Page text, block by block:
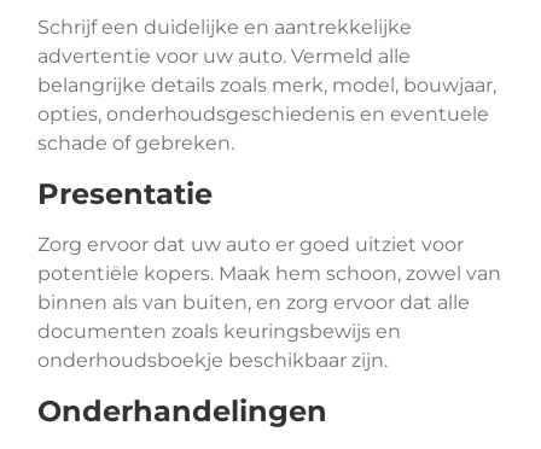
Schrijf een duidelijke en aantrekkelijke
advertentie voor uw auto. Vermeld alle
belangrijke details zoals merk, model, bouwjaar,
opties, onderhoudsgeschiedenis en eventuele
schade of gebreken.
Presentatie
Zorg ervoor dat uw auto er goed uitziet voor
potentiële kopers. Maak hem schoon, zowel van
binnen als van buiten, en zorg ervoor dat alle
documenten zoals keuringsbewijs en
onderhoudsboekje beschikbaar zijn.
Onderhandelingen